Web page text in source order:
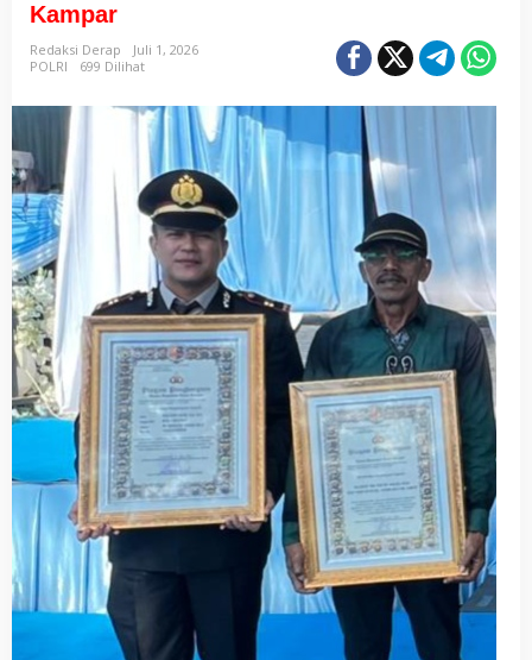
Kampar
Redaksi Derap
Juli 1, 2026
POLRI
699 Dilihat